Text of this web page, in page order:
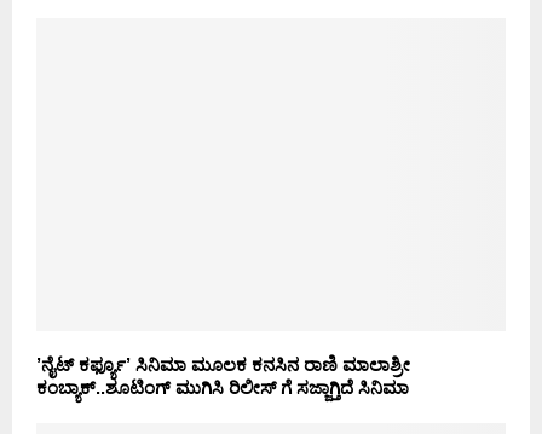
’ನೈಟ್ ಕರ್ಫ್ಯೂ’ ಸಿನಿಮಾ ಮೂಲಕ ಕನಸಿನ ರಾಣಿ ಮಾಲಾಶ್ರೀ
ಕಂಬ್ಯಾಕ್..ಶೂಟಿಂಗ್ ಮುಗಿಸಿ ರಿಲೀಸ್ ಗೆ ಸಜ್ಜಾಗ್ತಿದೆ ಸಿನಿಮಾ